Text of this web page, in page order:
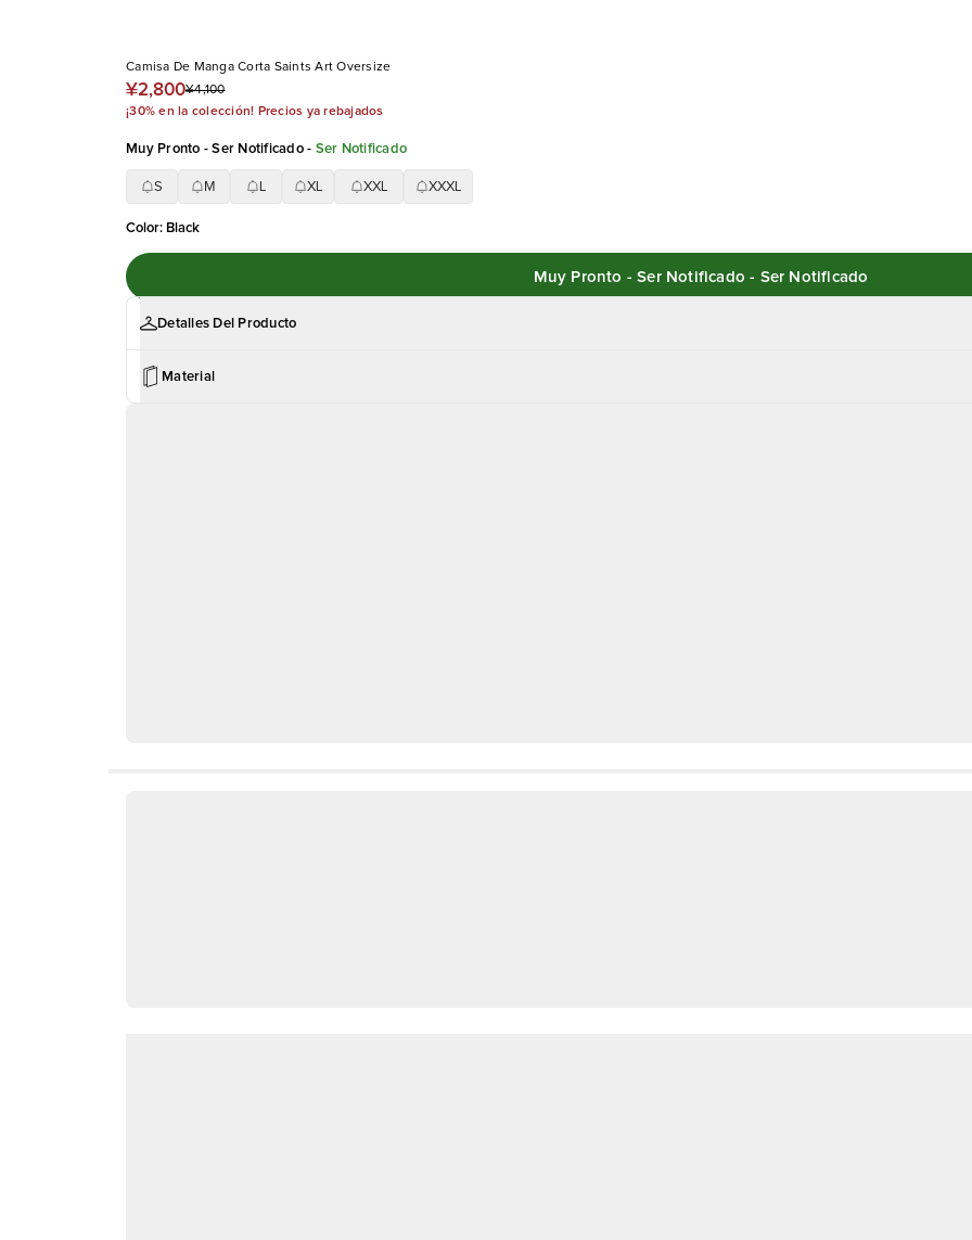
Camisa De Manga Corta Saints Art Oversize
¥2,800¥4,100
¡30% en la colección! Precios ya rebajados
Muy Pronto - Ser Notificado- Ser Notificado
S M XL XXL XXXL
Color: Black
Muy Pronto - Ser Notificado - Ser Notificado
Detalles Del Producto
Material